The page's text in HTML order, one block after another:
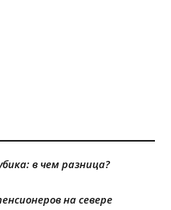
в чем разница?
на севере